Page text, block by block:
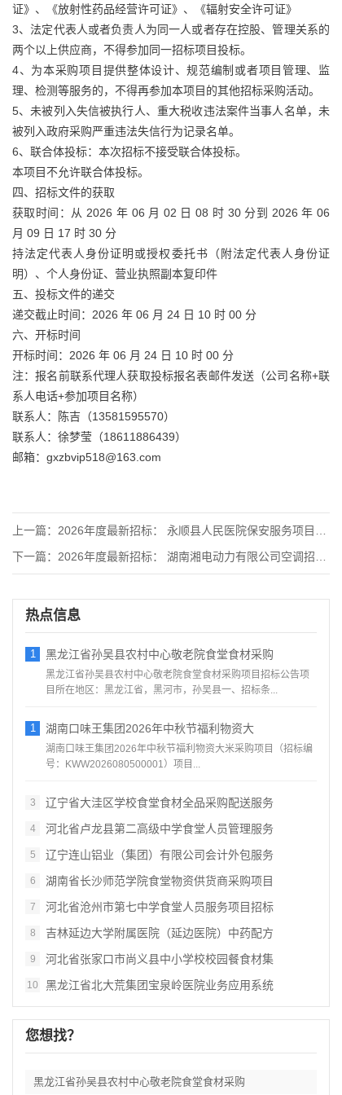
证》、《放射性药品经营许可证》、《辐射安全许可证》
3、法定代表人或者负责人为同一人或者存在控股、管理关系的
两个以上供应商，不得参加同一招标项目投标。
4、为本采购项目提供整体设计、规范编制或者项目管理、监
理、检测等服务的，不得再参加本项目的其他招标采购活动。
5、未被列入失信被执行人、重大税收违法案件当事人名单，未
被列入政府采购严重违法失信行为记录名单。
6、联合体投标：本次招标不接受联合体投标。
本项目不允许联合体投标。
四、招标文件的获取
获取时间：从 2026 年 06 月 02 日 08 时 30 分到 2026 年 06
月 09 日 17 时 30 分
持法定代表人身份证明或授权委托书（附法定代表人身份证
明）、个人身份证、营业执照副本复印件
五、投标文件的递交
递交截止时间：2026 年 06 月 24 日 10 时 00 分
六、开标时间
开标时间：2026 年 06 月 24 日 10 时 00 分
注：报名前联系代理人获取投标报名表邮件发送（公司名称+联
系人电话+参加项目名称）
联系人：陈吉（13581595570）
联系人：徐梦莹（18611886439）
邮箱：gxzbvip518@163.com
上一篇： 2026年度最新招标： 永顺县人民医院保安服务项目采购公告
下一篇： 2026年度最新招标： 湖南湘电动力有限公司空调招标项目
热点信息
1 黑龙江省孙吴县农村中心敬老院食堂食材采购
黑龙江省孙吴县农村中心敬老院食堂食材采购项目招标公告项
目所在地区：黑龙江省，黑河市，孙吴县一、招标条...
1 湖南口味王集团2026年中秋节福利物资大
湖南口味王集团2026年中秋节福利物资大米采购项目（招标编
号：KWW2026080500001）项目...
3 辽宁省大洼区学校食堂食材全品采购配送服务
4 河北省卢龙县第二高级中学食堂人员管理服务
5 辽宁连山铝业（集团）有限公司会计外包服务
6 湖南省长沙师范学院食堂物资供货商采购项目
7 河北省沧州市第七中学食堂人员服务项目招标
8 吉林延边大学附属医院（延边医院）中药配方
9 河北省张家口市尚义县中小学校校园餐食材集
10 黑龙江省北大荒集团宝泉岭医院业务应用系统
您想找？
黑龙江省孙吴县农村中心敬老院食堂食材采购